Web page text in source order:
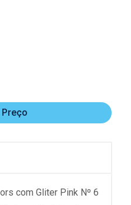
com Gliter Pink Nº 6